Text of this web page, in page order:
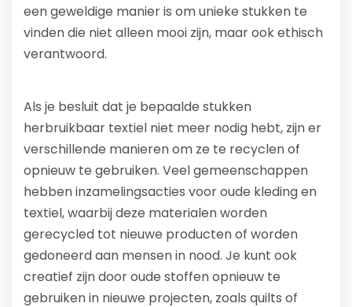
een geweldige manier is om unieke stukken te
vinden die niet alleen mooi zijn, maar ook ethisch
verantwoord.
Als je besluit dat je bepaalde stukken
herbruikbaar textiel niet meer nodig hebt, zijn er
verschillende manieren om ze te recyclen of
opnieuw te gebruiken. Veel gemeenschappen
hebben inzamelingsacties voor oude kleding en
textiel, waarbij deze materialen worden
gerecycled tot nieuwe producten of worden
gedoneerd aan mensen in nood. Je kunt ook
creatief zijn door oude stoffen opnieuw te
gebruiken in nieuwe projecten, zoals quilts of